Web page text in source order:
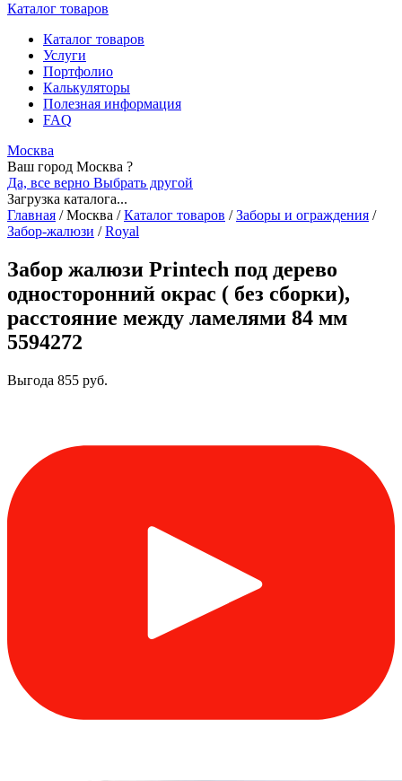
Каталог товаров
Каталог товаров
Услуги
Портфолио
Калькуляторы
Полезная информация
FAQ
Москва
Ваш город Москва ?
Да, все верно Выбрать другой
Загрузка каталога...
Главная /Москва / Каталог товаров / Заборы и ограждения /
Забор-жалюзи / Royal
Забор жалюзи Printech под дерево
односторонний окрас ( без сборки),
расстояние между ламелями 84 мм
5594272
Выгода 855 руб.